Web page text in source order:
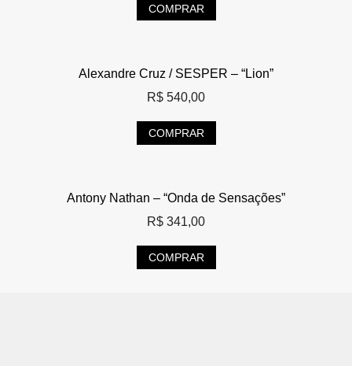
COMPRAR
Alexandre Cruz / SESPER – “Lion”
R$ 540,00
COMPRAR
Antony Nathan – “Onda de Sensações”
R$ 341,00
COMPRAR